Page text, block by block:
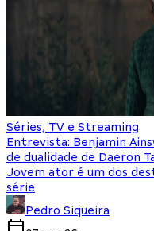
Séries, TV e Streaming
Entrevista: Benjamin
de dualidade de Daeron
Jovem ator é um dos
série
Pedro Siqueira